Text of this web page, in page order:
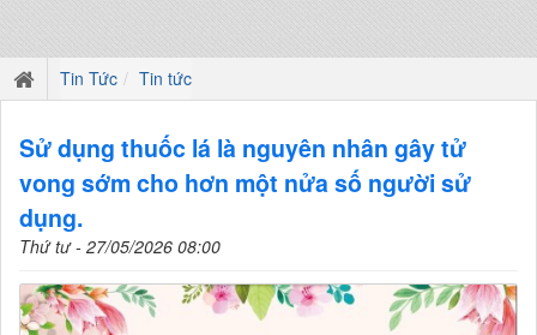
Tin Tức Tin tức
Sử dụng thuốc lá là nguyên nhân gây tử
vong sớm cho hơn một nửa số người sử
dụng.
Thứ tư - 27/05/2026 08:00